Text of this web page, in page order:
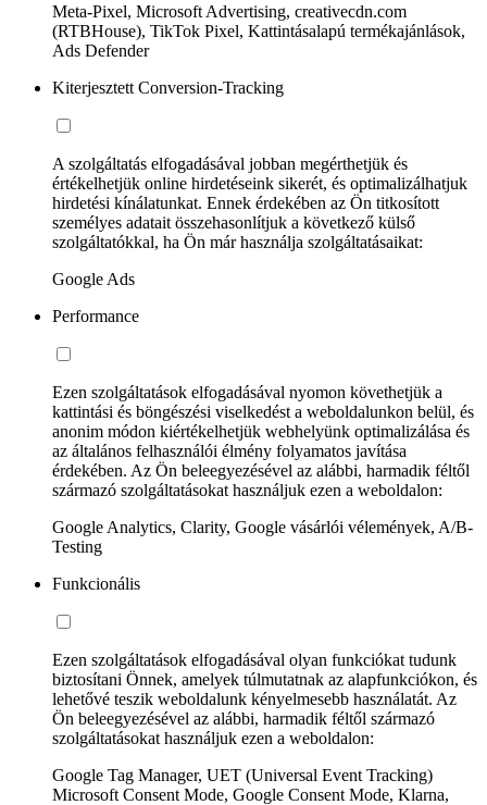
Meta-Pixel, Microsoft Advertising, creativecdn.com
(RTBHouse), TikTok Pixel, Kattintásalapú termékajánlások,
Ads Defender
Kiterjesztett Conversion-Tracking
A szolgáltatás elfogadásával jobban megérthetjük és
értékelhetjük online hirdetéseink sikerét, és optimalizálhatjuk
hirdetési kínálatunkat. Ennek érdekében az Ön titkosított
személyes adatait összehasonlítjuk a következő külső
szolgáltatókkal, ha Ön már használja szolgáltatásaikat:
Google Ads
Performance
Ezen szolgáltatások elfogadásával nyomon követhetjük a
kattintási és böngészési viselkedést a weboldalunkon belül, és
anonim módon kiértékelhetjük webhelyünk optimalizálása és
az általános felhasználói élmény folyamatos javítása
érdekében. Az Ön beleegyezésével az alábbi, harmadik féltől
származó szolgáltatásokat használjuk ezen a weboldalon:
Google Analytics, Clarity, Google vásárlói vélemények, A/B-
Testing
Funkcionális
Ezen szolgáltatások elfogadásával olyan funkciókat tudunk
biztosítani Önnek, amelyek túlmutatnak az alapfunkciókon, és
lehetővé teszik weboldalunk kényelmesebb használatát. Az
Ön beleegyezésével az alábbi, harmadik féltől származó
szolgáltatásokat használjuk ezen a weboldalon:
Google Tag Manager, UET (Universal Event Tracking)
Microsoft Consent Mode, Google Consent Mode, Klarna,